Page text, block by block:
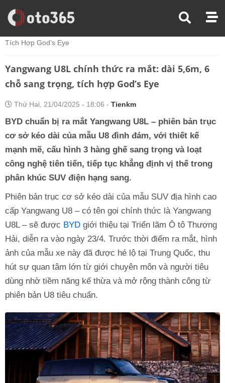
Trang Chủ
Xe Điện
Tích Hợp God’s Eye
Yangwang U8L chính thức ra mắt: dài 5,6m, 6
chỗ sang trọng, tích hợp God’s Eye
Thứ Hai, 21/04/2025 - 18:06 - Tienkm
BYD chuẩn bị ra mắt Yangwang U8L – phiên bản trục
cơ sở kéo dài của mẫu U8 đình đám, với thiết kế
mạnh mẽ, cấu hình 3 hàng ghế sang trọng và loạt
công nghệ tiên tiến, tiếp tục khẳng định vị thế trong
phân khúc SUV điện hạng sang.
Phiên bản trục cơ sở kéo dài của mẫu SUV địa hình cao
cấp Yangwang U8 – có tên gọi chính thức là Yangwang
U8L – sẽ được BYD giới thiệu tại Triển lãm Ô tô Thượng
Hải, diễn ra vào ngày 23/4. Trước thời điểm ra mắt, hình
ảnh của mẫu xe này đã được hé lộ tại Trung Quốc, thu
hút sự quan tâm lớn từ giới chuyên môn và người tiêu
dùng nhờ tiềm năng kế thừa và mở rộng thành công từ
phiên bản U8 tiêu chuẩn.